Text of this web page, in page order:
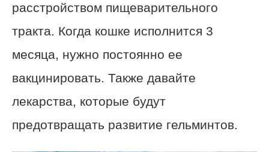
расстройством пищеварительного
тракта. Когда кошке исполнится 3
месяца, нужно постоянно ее
вакцинировать. Также давайте
лекарства, которые будут
предотвращать развитие гельминтов.